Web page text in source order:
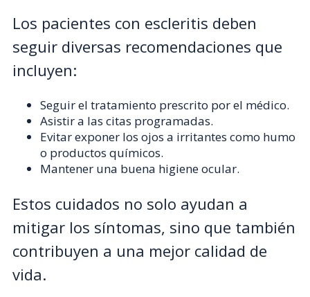
Los pacientes con escleritis deben
seguir diversas recomendaciones que
incluyen:
Seguir el tratamiento prescrito por el médico.
Asistir a las citas programadas.
Evitar exponer los ojos a irritantes como humo
o productos químicos.
Mantener una buena higiene ocular.
Estos cuidados no solo ayudan a
mitigar los síntomas, sino que también
contribuyen a una mejor calidad de
vida.